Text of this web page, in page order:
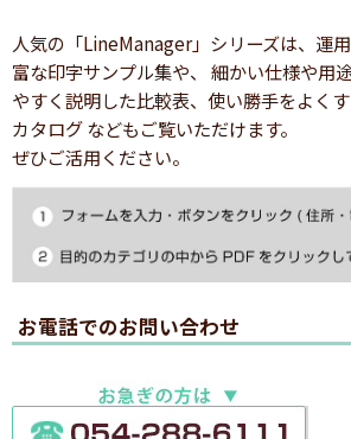
人気の「LineManager」シリーズは、運
富な印字サンプル集や、 細かい仕様や用
やすく説明した比較表、使い勝手をよく
カタログ などもご覧いただけます。
ぜひご活用ください。
お電話でのお問い合わせ